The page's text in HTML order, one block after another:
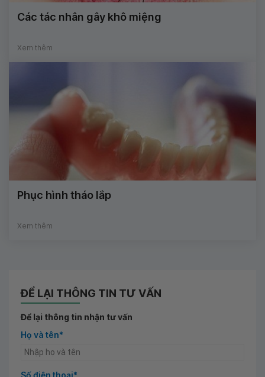
Các tác nhân gây khô miệng
Xem thêm
Phục hình tháo lắp
Xem thêm
ĐỂ LẠI THÔNG TIN TƯ VẤN
Để lại thông tin nhận tư vấn
Họ và tên*